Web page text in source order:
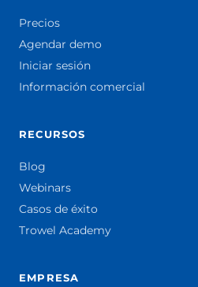
Precios
Agendar demo
Iniciar sesión
Información comercial
RECURSOS
Blog
Webinars
Casos de éxito
Trowel Academy
EMPRESA